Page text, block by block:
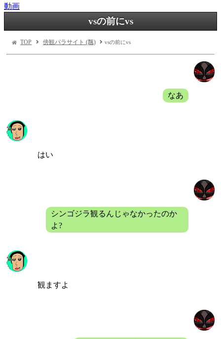
動画
vsの前にvs
TOP 傍観パラサイト (飄) vsの前にvs
なあ
はい
シンゴジラ観るんじゃなかったのか
よ?
観ますよ